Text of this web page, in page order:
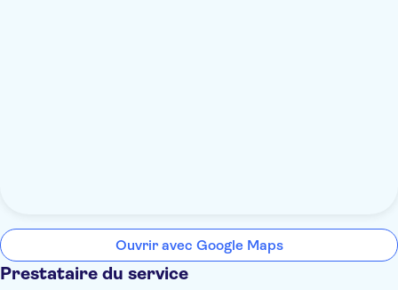
Ouvrir avec Google Maps
Prestataire du service